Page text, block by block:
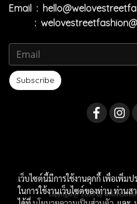
Email :
:
Subscribe
copyright@ 2009 by
เว็บไซต์นี้มีการใช้งานคุกกี้ เพื่อเพิ่
ในการใช้งานเว็บไซต์ของท่าน ท่านส